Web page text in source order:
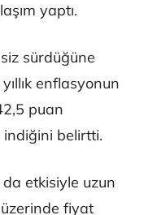
yaptı.
sürdüğüne
enflasyonun
puan
indiğini belirtti.
da etkisiyle uzun
fiyat